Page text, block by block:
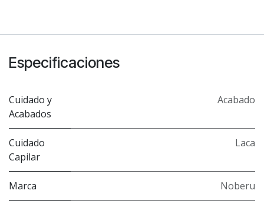
Especificaciones
Cuidado y
Acabados
Acabado
Cuidado
Capilar
Laca
Marca Noberu